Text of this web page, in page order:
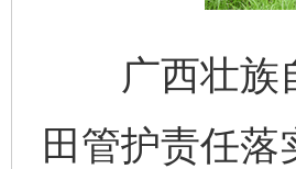
广西壮族自
田管护责任